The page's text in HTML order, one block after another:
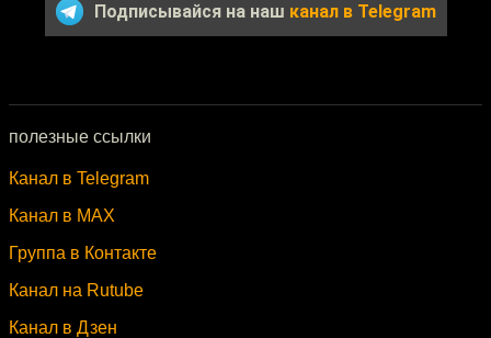
Подписывайся на наш канал в Telegram
полезные ссылки
Канал в Telegram
Канал в MAX
Группа в Контакте
Канал на Rutube
Канал в Дзен